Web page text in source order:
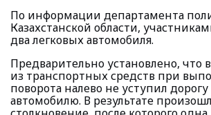
По информации департамента
Казахстанской области,
два легковых автомобиля.
Предварительно установлено, что
из транспортных средств при
поворота налево не уступил
автомобилю. В результате